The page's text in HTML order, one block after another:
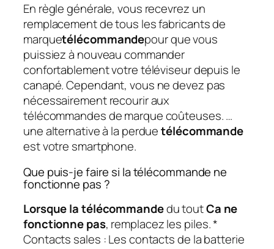
En règle générale, vous recevrez un
remplacement de tous les fabricants de
marquetélécommandepour que vous
puissiez à nouveau commander
confortablement votre téléviseur depuis le
canapé. Cependant, vous ne devez pas
nécessairement recourir aux
télécommandes de marque coûteuses. …
une alternative à la perduetélécommande
est votre smartphone.
Que puis-je faire si la télécommande ne
fonctionne pas ?
Lorsque la télécommandedu toutCa ne
fonctionne pas, remplacez les piles. *
Contacts sales : Les contacts de la batterie